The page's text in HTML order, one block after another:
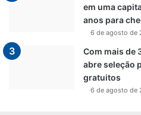
em uma
anos para
6 de agosto de
Com mais de
abre seleção
gratuitos
6 de agosto de